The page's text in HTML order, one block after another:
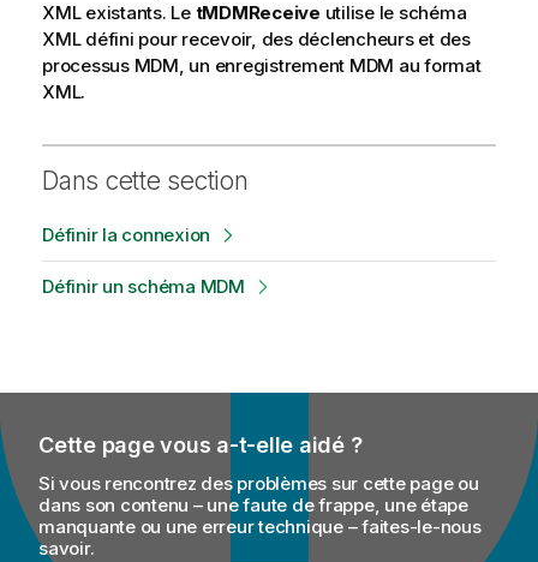
XML existants. Le tMDMReceive utilise le schéma
XML défini pour recevoir, des déclencheurs et des
processus MDM, un enregistrement MDM au format
XML.
Dans cette section
Définir la connexion
Définir un schéma MDM
Cette page vous a-t-elle aidé ?
Si vous rencontrez des problèmes sur cette page ou
dans son contenu – une faute de frappe, une étape
manquante ou une erreur technique – faites-le-nous
savoir.